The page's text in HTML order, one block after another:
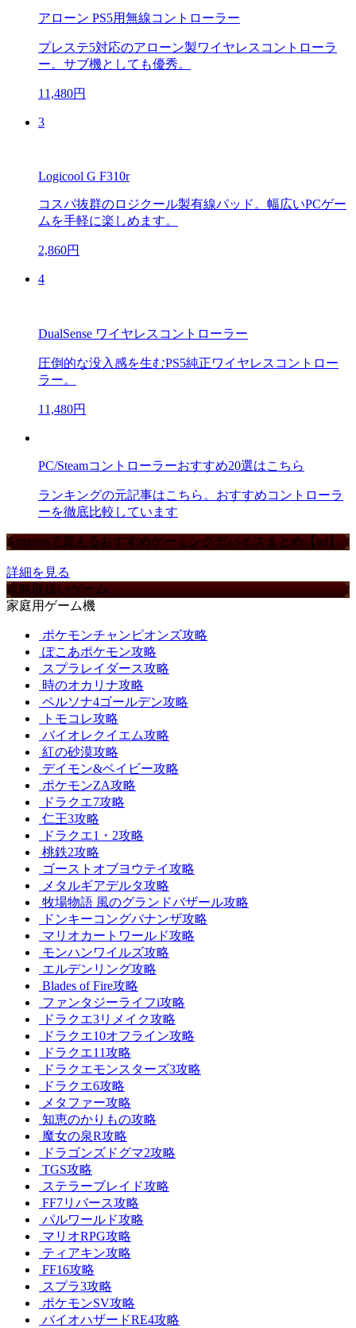
アローン PS5用無線コントローラー
プレステ5対応のアローン製ワイヤレスコントローラ
ー。サブ機としても優秀。
11,480円
3
Logicool G F310r
コスパ抜群のロジクール製有線パッド。幅広いPCゲー
ムを手軽に楽しめます。
2,860円
4
DualSense ワイヤレスコントローラー
圧倒的な没入感を生むPS5純正ワイヤレスコントロー
ラー。
11,480円
PC/Steamコントローラーおすすめ20選はこちら
ランキングの元記事はこちら。おすすめコントローラ
ーを徹底比較しています
Amazonで買えるおすすめゲーミングデバイスまとめ【ad】
詳細を見る
攻略取扱いゲーム
家庭用ゲーム機
ポケモンチャンピオンズ攻略
ぽこあポケモン攻略
スプラレイダース攻略
時のオカリナ攻略
ペルソナ4ゴールデン攻略
トモコレ攻略
バイオレクイエム攻略
紅の砂漠攻略
デイモン&ベイビー攻略
ポケモンZA攻略
ドラクエ7攻略
仁王3攻略
ドラクエ1・2攻略
桃鉄2攻略
ゴーストオブヨウテイ攻略
メタルギアデルタ攻略
牧場物語 風のグランドバザール攻略
ドンキーコングバナンザ攻略
マリオカートワールド攻略
モンハンワイルズ攻略
エルデンリング攻略
Blades of Fire攻略
ファンタジーライフi攻略
ドラクエ3リメイク攻略
ドラクエ10オフライン攻略
ドラクエ11攻略
ドラクエモンスターズ3攻略
ドラクエ6攻略
メタファー攻略
知恵のかりもの攻略
魔女の泉R攻略
ドラゴンズドグマ2攻略
TGS攻略
ステラーブレイド攻略
FF7リバース攻略
パルワールド攻略
マリオRPG攻略
ティアキン攻略
FF16攻略
スプラ3攻略
ポケモンSV攻略
バイオハザードRE4攻略